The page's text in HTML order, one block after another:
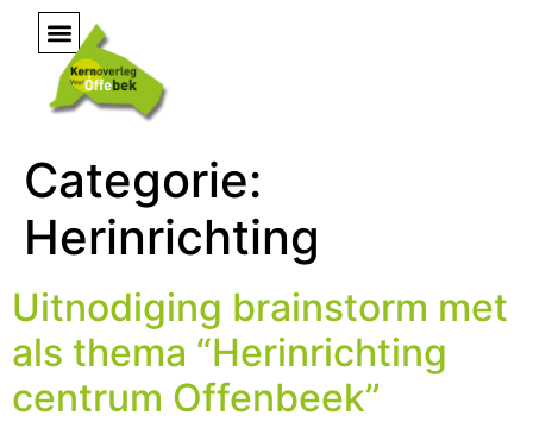
Categorie:
Herinrichting
Uitnodiging brainstorm met
als thema “Herinrichting
centrum Offenbeek”